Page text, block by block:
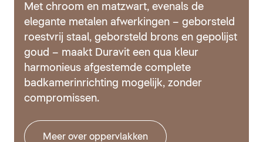
Met chroom en matzwart, evenals de
elegante metalen afwerkingen – geborsteld
roestvrij staal, geborsteld brons en gepolijst
goud – maakt Duravit een qua kleur
harmonieus afgestemde complete
badkamerinrichting mogelijk, zonder
compromissen.
Meer over oppervlakken